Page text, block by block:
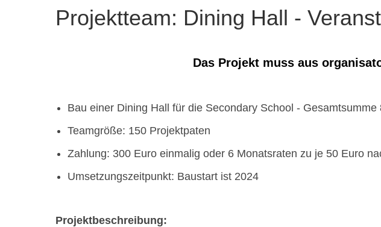
Projektteam: Dining Hall -
Das Projekt muss aus
Bau einer Dining Hall für die Secondary School - Gesamtsumme
Teamgröße: 150 Projektpaten
Zahlung: 300 Euro einmalig oder 6 Monatsraten zu je 50 Euro
Umsetzungszeitpunkt: Baustart ist 2024
Projektbeschreibung: